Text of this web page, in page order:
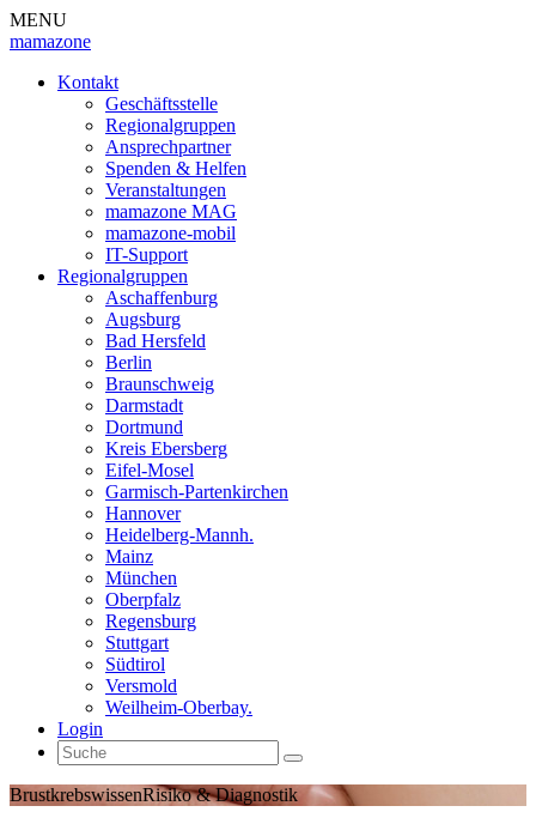
MENU
mamazone
Kontakt
Geschäftsstelle
Regionalgruppen
Ansprechpartner
Spenden & Helfen
Veranstaltungen
mamazone MAG
mamazone-mobil
IT-Support
Regionalgruppen
Aschaffenburg
Augsburg
Bad Hersfeld
Berlin
Braunschweig
Darmstadt
Dortmund
Kreis Ebersberg
Eifel-Mosel
Garmisch-Partenkirchen
Hannover
Heidelberg-Mannh.
Mainz
München
Oberpfalz
Regensburg
Stuttgart
Südtirol
Versmold
Weilheim-Oberbay.
Login
BrustkrebswissenRisiko & Diagnostik